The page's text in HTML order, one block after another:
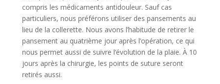
compris les médicaments antidouleur. Sauf cas
particuliers, nous préférons utiliser des pansements au
lieu de la collerette. Nous avons l’habitude de retirer le
pansement au quatrième jour après l’opération, ce qui
nous permet aussi de suivre l’évolution de la plaie. À 10
jours après la chirurgie, les points de suture seront
retirés aussi.